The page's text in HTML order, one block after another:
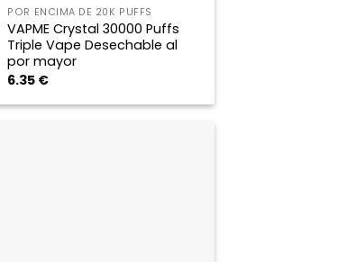
POR ENCIMA DE 20K PUFFS
VAPME Crystal 30000 Puffs
Triple Vape Desechable al
por mayor
6.35 €